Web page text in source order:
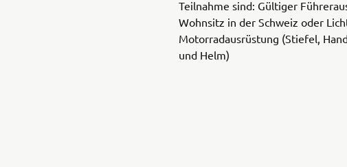
Teilnahme sind: Gültiger
Wohnsitz in der Schweiz oder
Motorradausrüstung (Stiefel,
und Helm)